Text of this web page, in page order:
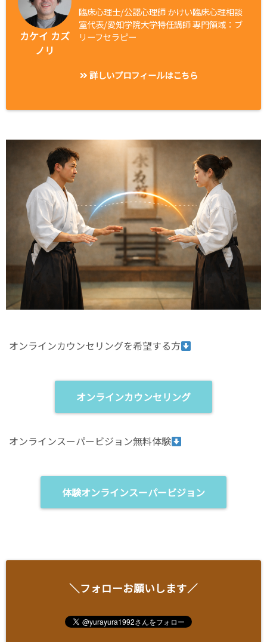
カケイ カズ
ノリ
臨床心理士/公認心理師 かけい臨床心理相談
室代表/愛知学院大学特任講師 専門領域：ブ
リーフセラピー
詳しいプロフィールはこちら
オンラインカウンセリングを希望する方
オンラインカウンセリング
オンラインスーパービジョン無料体験
体験オンラインスーパービジョン
＼フォローお願いします／